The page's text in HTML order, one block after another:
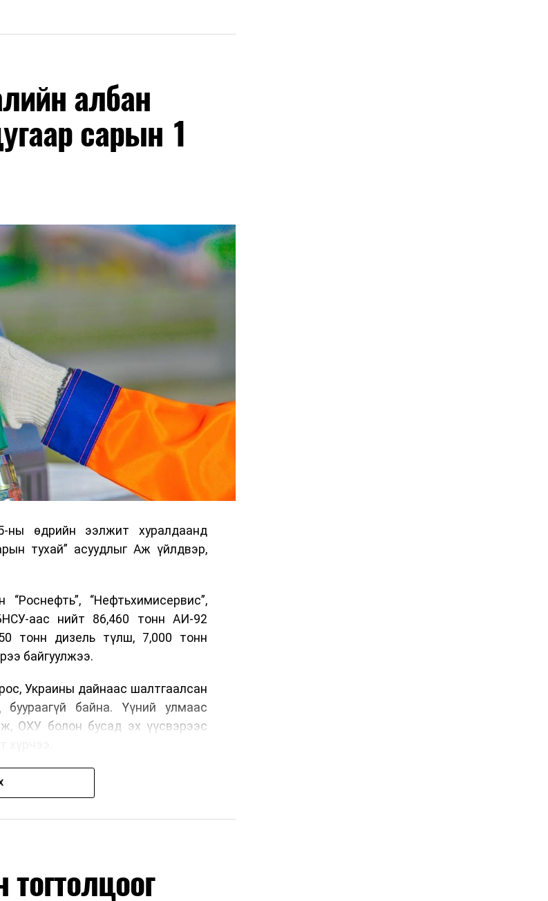
албан
сарын 1
ны өдрийн ээлжит хуралдаанд
тухай” асуудлыг Аж үйлдвэр,
“Нефтьхимисервис”,
аас нийт 86,460 тонн АИ-92
тонн дизель түлш, 7,000 тонн
байгуулжээ.
Украины дайнаас шалтгаалсан
байна. Үүний улмаас
ОХУ болон бусад эх үүсвэрээс
тулд гаалийн болон онцгой
сайд танилцуулсан байна.
БНХАУ, БНСУ-аас шаардлагатай
ил тод хүргэж, 33 жилийн